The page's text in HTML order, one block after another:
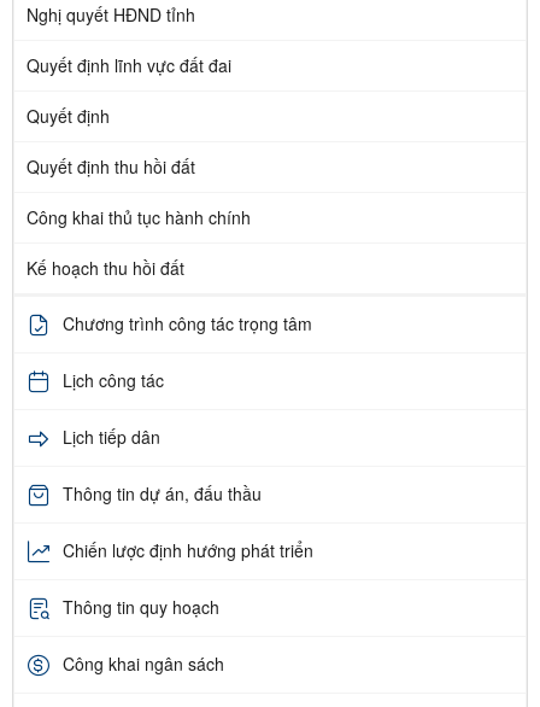
Nghị quyết HĐND tỉnh
Quyết định lĩnh vực đất đai
Quyết định
Quyết định thu hồi đất
Công khai thủ tục hành chính
Kế hoạch thu hồi đất
Chương trình công tác trọng tâm
Lịch công tác
Lịch tiếp dân
Thông tin dự án, đấu thầu
Chiến lược định hướng phát triển
Thông tin quy hoạch
Công khai ngân sách